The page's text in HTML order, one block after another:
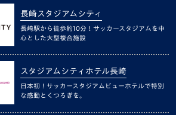
長崎スタジアムシティ
長崎駅から徒歩約10分！サッカースタジアムを中
心とした大型複合施設
スタジアムシティホテル長崎
日本初！サッカースタジアムビューホテルで特別
な感動とくつろぎを。